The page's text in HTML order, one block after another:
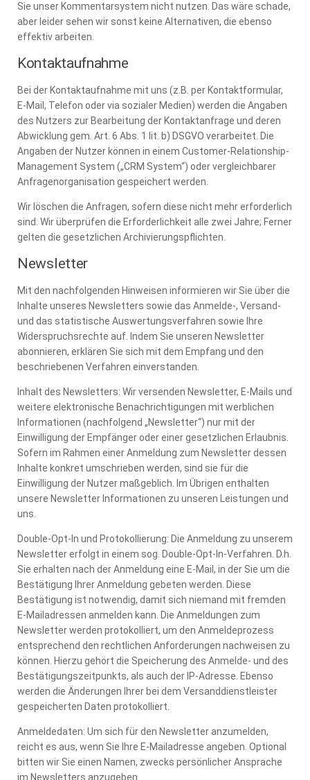
Sie unser Kommentarsystem nicht nutzen. Das wäre schade,
aber leider sehen wir sonst keine Alternativen, die ebenso
effektiv arbeiten.
Kontaktaufnahme
Bei der Kontaktaufnahme mit uns (z.B. per Kontaktformular,
E-Mail, Telefon oder via sozialer Medien) werden die Angaben
des Nutzers zur Bearbeitung der Kontaktanfrage und deren
Abwicklung gem. Art. 6 Abs. 1 lit. b) DSGVO verarbeitet. Die
Angaben der Nutzer können in einem Customer-Relationship-
Management System („CRM System“) oder vergleichbarer
Anfragenorganisation gespeichert werden.
Wir löschen die Anfragen, sofern diese nicht mehr erforderlich
sind. Wir überprüfen die Erforderlichkeit alle zwei Jahre; Ferner
gelten die gesetzlichen Archivierungspflichten.
Newsletter
Mit den nachfolgenden Hinweisen informieren wir Sie über die
Inhalte unseres Newsletters sowie das Anmelde-, Versand-
und das statistische Auswertungsverfahren sowie Ihre
Widerspruchsrechte auf. Indem Sie unseren Newsletter
abonnieren, erklären Sie sich mit dem Empfang und den
beschriebenen Verfahren einverstanden.
Inhalt des Newsletters: Wir versenden Newsletter, E-Mails und
weitere elektronische Benachrichtigungen mit werblichen
Informationen (nachfolgend „Newsletter“) nur mit der
Einwilligung der Empfänger oder einer gesetzlichen Erlaubnis.
Sofern im Rahmen einer Anmeldung zum Newsletter dessen
Inhalte konkret umschrieben werden, sind sie für die
Einwilligung der Nutzer maßgeblich. Im Übrigen enthalten
unsere Newsletter Informationen zu unseren Leistungen und
uns.
Double-Opt-In und Protokollierung: Die Anmeldung zu unserem
Newsletter erfolgt in einem sog. Double-Opt-In-Verfahren. D.h.
Sie erhalten nach der Anmeldung eine E-Mail, in der Sie um die
Bestätigung Ihrer Anmeldung gebeten werden. Diese
Bestätigung ist notwendig, damit sich niemand mit fremden
E-Mailadressen anmelden kann. Die Anmeldungen zum
Newsletter werden protokolliert, um den Anmeldeprozess
entsprechend den rechtlichen Anforderungen nachweisen zu
können. Hierzu gehört die Speicherung des Anmelde- und des
Bestätigungszeitpunkts, als auch der IP-Adresse. Ebenso
werden die Änderungen Ihrer bei dem Versanddienstleister
gespeicherten Daten protokolliert.
Anmeldedaten: Um sich für den Newsletter anzumelden,
reicht es aus, wenn Sie Ihre E-Mailadresse angeben. Optional
bitten wir Sie einen Namen, zwecks persönlicher Ansprache
im Newsletters anzugeben.